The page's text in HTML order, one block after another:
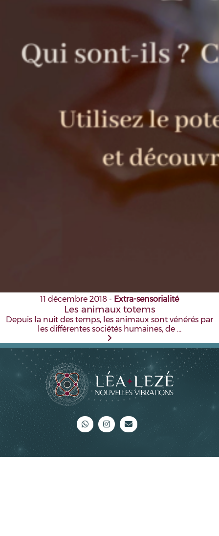
11 décembre 2018 - Extra-sensorialité
Les animaux totems
Depuis la nuit des temps, les animaux sont vénérés par
les différentes sociétés humaines, de …